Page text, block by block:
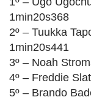
1min20s368
2º – Tuukka
1min20s441
3º – Noah
4º – Freddie
5º – Brando